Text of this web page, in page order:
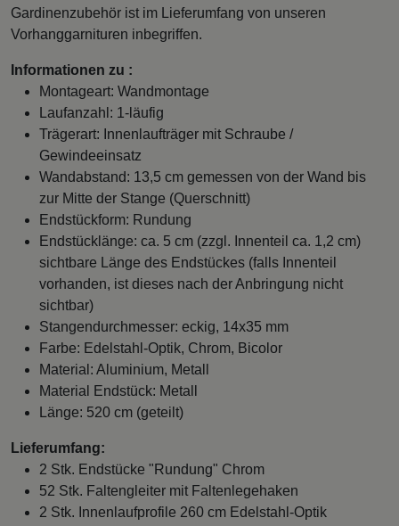
Gardinenzubehör ist im Lieferumfang von unseren
Vorhanggarnituren inbegriffen.
Informationen zu :
Montageart: Wandmontage
Laufanzahl: 1-läufig
Trägerart: Innenlaufträger mit Schraube /
Gewindeeinsatz
Wandabstand: 13,5 cm gemessen von der Wand bis
zur Mitte der Stange (Querschnitt)
Endstückform: Rundung
Endstücklänge: ca. 5 cm (zzgl. Innenteil ca. 1,2 cm)
sichtbare Länge des Endstückes (falls Innenteil
vorhanden, ist dieses nach der Anbringung nicht
sichtbar)
Stangendurchmesser: eckig, 14x35 mm
Farbe: Edelstahl-Optik, Chrom, Bicolor
Material: Aluminium, Metall
Material Endstück: Metall
Länge: 520 cm (geteilt)
Lieferumfang:
2 Stk. Endstücke "Rundung" Chrom
52 Stk. Faltengleiter mit Faltenlegehaken
2 Stk. Innenlaufprofile 260 cm Edelstahl-Optik